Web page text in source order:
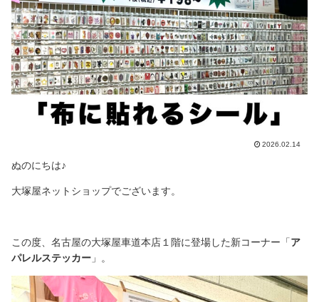
2026.02.14
ぬのにちは♪
大塚屋ネットショップでございます。
この度、名古屋の大塚屋車道本店１階に登場した新コーナー「ア
パレルステッカー 」。